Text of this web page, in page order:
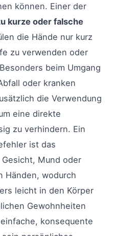
können. Einer der
kurze oder falsche
die Hände nur kurz
zu verwenden oder
beim Umgang
oder kranken
die Verwendung
eine direkte
zu verhindern. Ein
ist das
Mund oder
Händen, wodurch
leicht in den Körper
Gewohnheiten
konsequente